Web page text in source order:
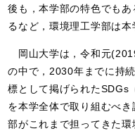
後も，本学部の特色でも
るなど，環境理工学部は本
岡山大学は，令和元
の中で， 2030年までに持
標として掲げられたSDGs
を本学全体で取り組むべ
部がこれまで担ってきた環